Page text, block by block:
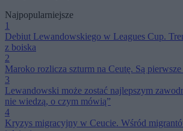
Najpopularniejsze
1
Debiut Lewandowskiego w Leagues Cup.
z boiska
2
Maroko rozlicza szturm na Ceutę. Są
3
Lewandowski może zostać najlepszym
nie wiedzą, o czym mówią”
4
Kryzys migracyjny w Ceucie. Wśród